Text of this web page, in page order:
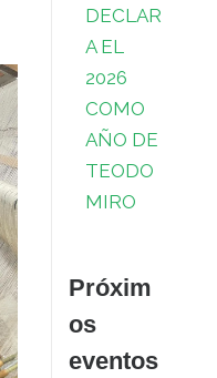
DECLAR
A EL
2026
COMO
AÑO DE
TEODO
MIRO
Próxim
os
eventos